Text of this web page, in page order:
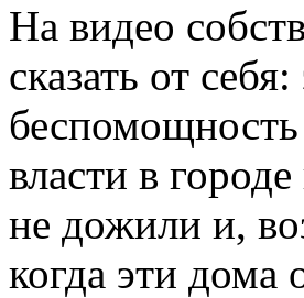
На видео
сказать от
власти в
не дожили и,
когда эти дома